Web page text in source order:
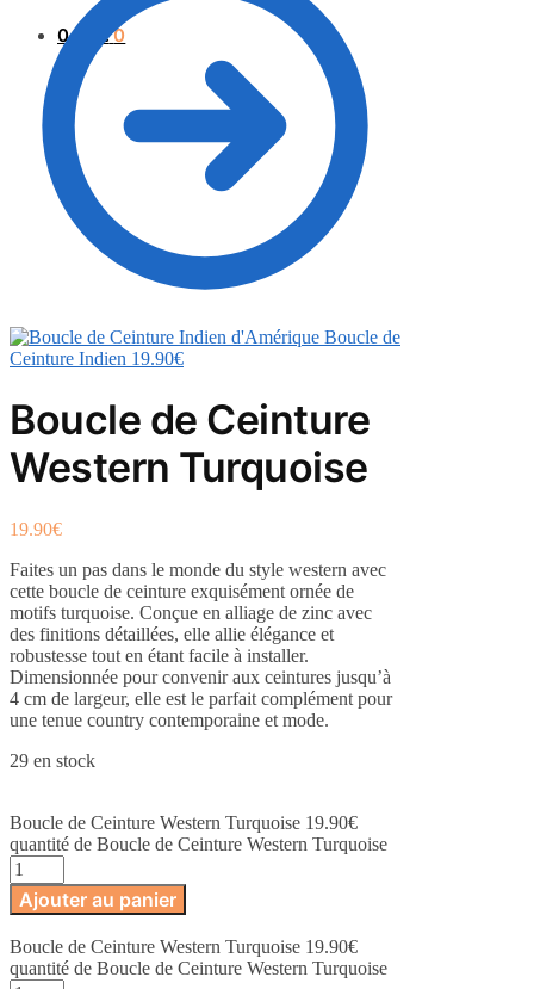
0.00 € 0
Boucle de
Ceinture Indien 19.90€
Boucle de Ceinture
Western Turquoise
19.90€
Faites un pas dans le monde du style western avec
cette boucle de ceinture exquisément ornée de
motifs turquoise. Conçue en alliage de zinc avec
des finitions détaillées, elle allie élégance et
robustesse tout en étant facile à installer.
Dimensionnée pour convenir aux ceintures jusqu’à
4 cm de largeur, elle est le parfait complément pour
une tenue country contemporaine et mode.
29 en stock
Boucle de Ceinture Western Turquoise 19.90€
quantité de Boucle de Ceinture Western Turquoise
Ajouter au panier
Boucle de Ceinture Western Turquoise 19.90€
quantité de Boucle de Ceinture Western Turquoise